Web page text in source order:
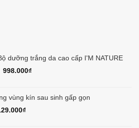
dưỡng trắng da cao cấp I'M NATURE
Giá
1.050.000₫.
998.000₫Giá
là:
vùng kín sau sinh gấp gọn
₫Giá